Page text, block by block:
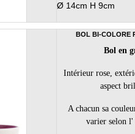
Ø 14cm H 9cm
BOL BI-COLORE
Bol en
Intérieur rose,
aspect
A chacun sa
varier selon l'